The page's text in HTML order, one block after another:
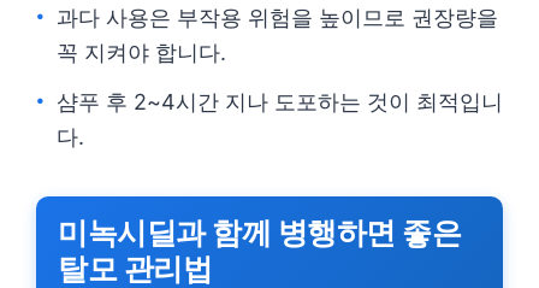
과다 사용은 부작용 위험을 높이므로 권장량을
꼭 지켜야 합니다.
샴푸 후 2~4시간 지나 도포하는 것이 최적입니
다.
미녹시딜과 함께 병행하면 좋은
탈모 관리법